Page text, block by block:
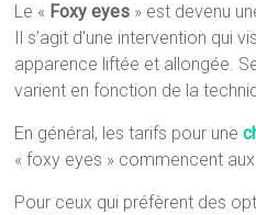
Le « Foxy eyes » est devenu
Il s’agit d’une intervention qui
apparence liftée et allongée.
varient en fonction de la
En général, les tarifs pour une
« foxy eyes » commencent
Pour ceux qui préfèrent des